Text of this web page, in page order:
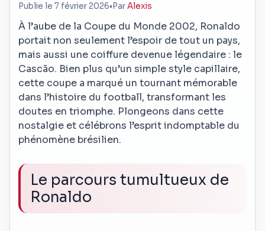
Publie le 7 février 2026• ParAlexis
À l’aube de la Coupe du Monde 2002, Ronaldo
portait non seulement l’espoir de tout un pays,
mais aussi une coiffure devenue légendaire : le
Cascão. Bien plus qu’un simple style capillaire,
cette coupe a marqué un tournant mémorable
dans l’histoire du football, transformant les
doutes en triomphe. Plongeons dans cette
nostalgie et célébrons l’esprit indomptable du
phénomène brésilien.
Le parcours tumultueux de
Ronaldo